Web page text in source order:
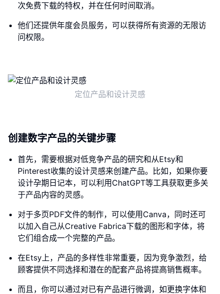
次免费下载的特权，并在任何时间取消。
他们还提供年度会员服务，可以获得所有资源的无限访
问权限。
定位产品和设计灵感
创建数字产品的关键步骤
首先，需要根据对低竞争产品的研究和从Etsy和
Pinterest收集的设计灵感来创建产品。比如，如果你要
设计孕期日记本，可以利用ChatGPT等工具获取更多关
于产品内容的灵感。
对于多页PDF文件的制作，可以使用Canva，同时还可
以加入自己从Creative Fabrica下载的图形和字体，将
它们组合成一个完整的产品。
在Etsy上，产品的多样性非常重要，因为竞争激烈，给
顾客提供不同选择和潜在的配套产品将提高销售概率。
而且，你可以通过对已有产品进行微调，如更换字体和